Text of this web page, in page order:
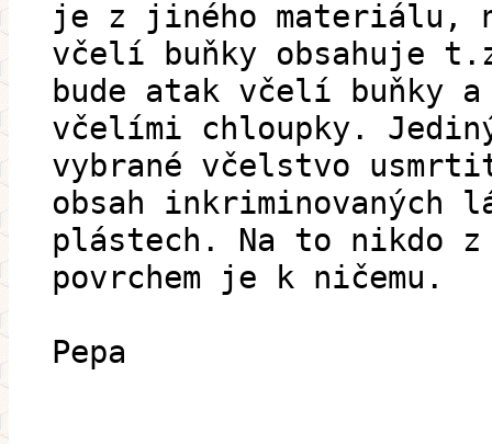
je z jiného materiálu,
včelí buňky obsahuje
bude atak včelí buňky
včelími chloupky.
vybrané včelstvo
obsah inkriminovaných
plástech. Na to nikdo z
povrchem je k ničemu.
Pepa